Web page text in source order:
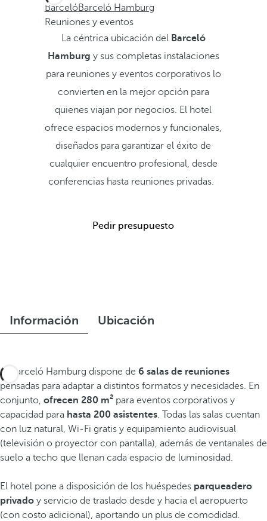
BarcelóBarceló Hamburg
Reuniones y eventos
La céntrica ubicación del Barceló
Hamburg y sus completas instalaciones
para reuniones y eventos corporativos lo
convierten en la mejor opción para
quienes viajan por negocios. El hotel
ofrece espacios modernos y funcionales,
diseñados para garantizar el éxito de
cualquier encuentro profesional, desde
conferencias hasta reuniones privadas.
Pedir presupuesto
Información Ubicación
El Barceló Hamburg dispone de 6 salas de reuniones
pensadas para adaptar a distintos formatos y necesidades. En
conjunto, ofrecen 280 m² para eventos corporativos y
capacidad para hasta 200 asistentes. Todas las salas cuentan
con luz natural, Wi‑Fi gratis y equipamiento audiovisual
(televisión o proyector con pantalla), además de ventanales de
suelo a techo que llenan cada espacio de luminosidad.
El hotel pone a disposición de los huéspedes parqueadero
privado y servicio de traslado desde y hacia el aeropuerto
(con costo adicional), aportando un plus de comodidad.